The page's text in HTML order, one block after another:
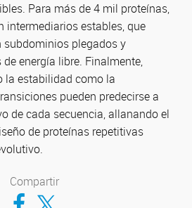
Para más de 4 mil proteínas,
intermediarios estables, que
plegados y
energía libre. Finalmente,
la estabilidad como la
pueden predecirse a
de cada secuencia, allanando el
de proteínas repetitivas
Compartir
Compartir en Facebook
Compartir en Twitter